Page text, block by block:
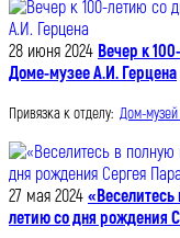
28 июня 2024 Вечер к
Доме-музее А.И. Герцена
Привязка к отделу: Дом-
27 мая 2024
летию со дня рождения